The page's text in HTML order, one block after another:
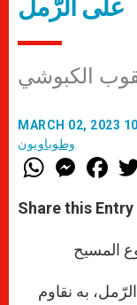
على الرّمل
الكبوشي
MARCH 02, 2023
وطوباويون
W
h
t
s
M
e
s
e
g
e
F
a
e
b
o
k
Share this Entry
المسيح
به نقاوم